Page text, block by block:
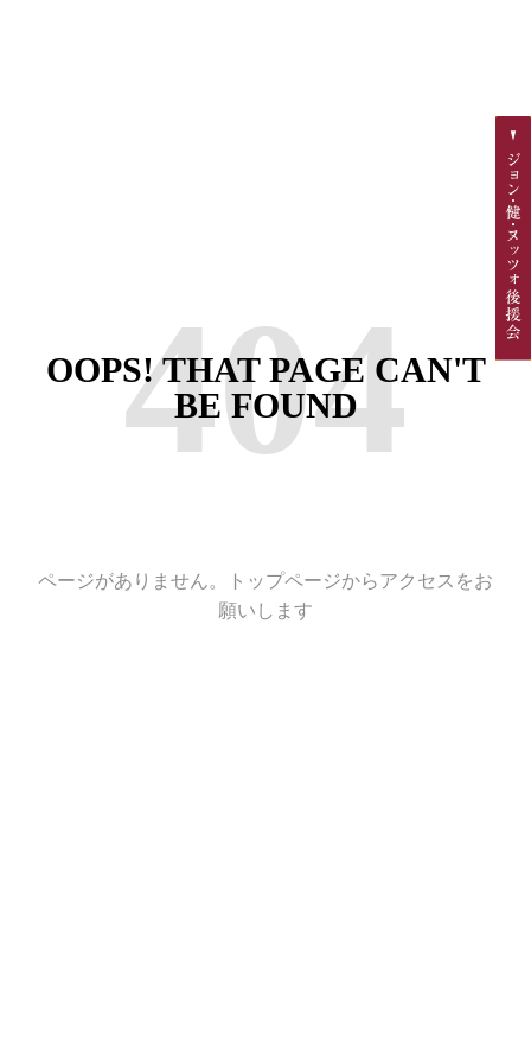
404
OOPS! THAT PAGE CAN'T
BE FOUND
ページがありません。トップページからアクセスをお
願いします